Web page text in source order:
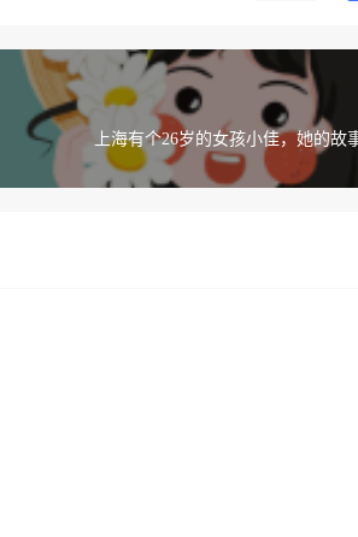
上海有个26岁的女孩小佳，她的故